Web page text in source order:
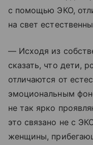
с помощью ЭКО,
на свет
— Исходя из
сказать, что дети,
отличаются от
эмоциональным
не так ярко
это связано не с
женщины,